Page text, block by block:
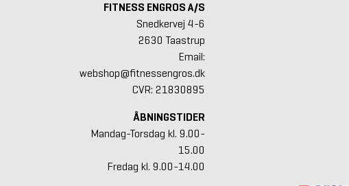
FITNESS ENGROS A/S
Snedkervej 4-6
2630 Taastrup
Email:
webshop@fitnessengros.dk
CVR: 21830895
ÅBNINGSTIDER
Mandag-Torsdag kl. 9.00-
15.00
Fredag kl. 9.00-14.00